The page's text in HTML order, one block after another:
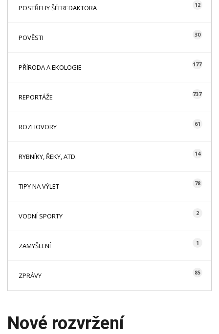
POSTŘEHY ŠÉFREDAKTORA 12
POVĚSTI 30
PŘÍRODA A EKOLOGIE 177
REPORTÁŽE 737
ROZHOVORY 61
RYBNÍKY, ŘEKY, ATD. 14
TIPY NA VÝLET 78
VODNÍ SPORTY 2
ZAMYŠLENÍ 1
ZPRÁVY 85
Nové rozvržení